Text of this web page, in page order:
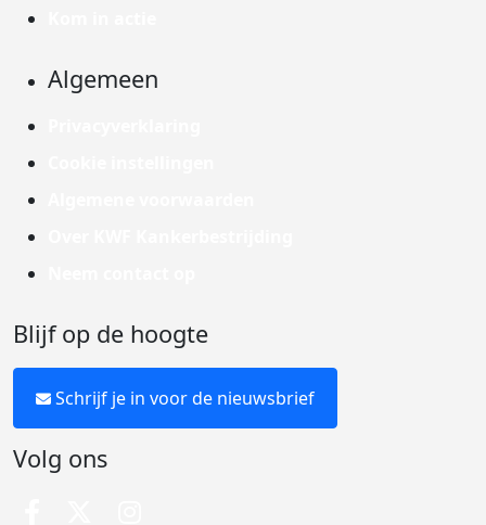
Algemeen
Blijf op de hoogte
Schrijf je in voor de nieuwsbrief
Volg ons